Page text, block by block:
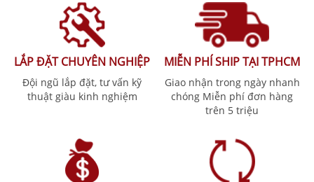
LẮP ĐẶT CHUYÊN NGHIỆP
Đội ngũ lắp đặt, tư vấn kỹ
thuật giàu kinh nghiệm
MIỄN PHÍ SHIP TẠI TPHCM
Giao nhận trong ngày nhanh
chóng Miễn phí đơn hàng
trên 5 triệu